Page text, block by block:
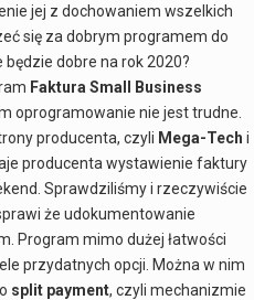
jej z dochowaniem wszelkich
się za dobrym programem do
dobre na rok 2020?
Faktura Small Business
oprogramowanie nie jest trudne.
producenta, czyli Mega-Tech i
producenta wystawienie faktury
Sprawdziliśmy i rzeczywiście
że udokumentowanie
Program mimo dużej łatwości
przydatnych opcji. Można w nim
split payment, czyli mechanizmie